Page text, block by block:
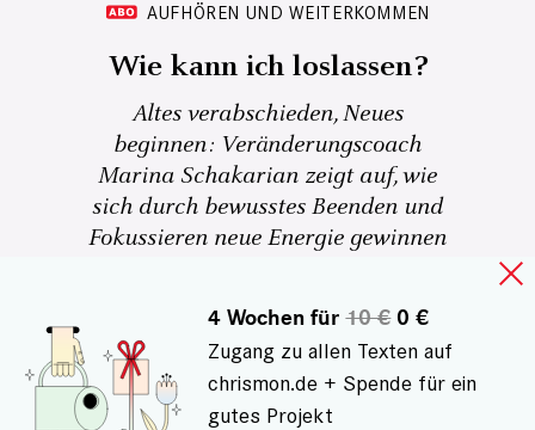
AUFHÖREN UND WEITERKOMMEN
Wie kann ich loslassen?
Altes verabschieden, Neues
beginnen: Veränderungscoach
Marina Schakarian zeigt auf, wie
sich durch bewusstes Beenden und
Fokussieren neue Energie gewinnen
Ursula Ott 6
4 Wochen für10 €0 €
Zugang zu allen Texten auf
chrismon.de + Spende für ein
gutes Projekt